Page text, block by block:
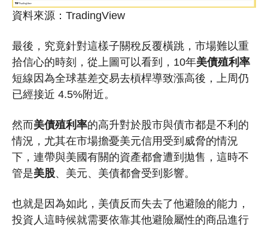
資料來源：TradingView
最後，究竟針對這樣子關稅反覆橫跳，市場難以重
拾信心的時刻，從上圖可以看到，10年美債殖利率
短線因為全球基差交易去槓桿導致漲高後，上周仍
已經接近 4.5%附近。
然而美債殖利率的高升對於股市與債市都是不利的
情況，尤其在市場擔憂美元信用受到威脅的情況
下，連帶與美國有關的資產都會遭到拋售，這時不
管是美股、美元、美債都會受到影響。
也就是因為如此，美債反而失去了他避險的能力，
投資人這時候就需要依靠其他避險屬性的商品進行